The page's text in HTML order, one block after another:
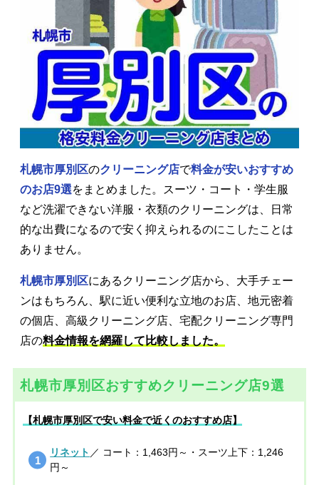
札幌市厚別区のクリーニング店で料金が安いおすすめ
のお店9選をまとめました。スーツ・コート・学生服
など洗濯できない洋服・衣類のクリーニングは、日常
的な出費になるので安く抑えられるのにこしたことは
ありません。
札幌市厚別区にあるクリーニング店から、大手チェー
ンはもちろん、駅に近い便利な立地のお店、地元密着
の個店、高級クリーニング店、宅配クリーニング専門
店の料金情報を網羅して比較しました。
札幌市厚別区おすすめクリーニング店9選
【札幌市厚別区で安い料金で近くのおすすめ店】
リネット ／ コート：1,463円～・スーツ上下：1,246
円～